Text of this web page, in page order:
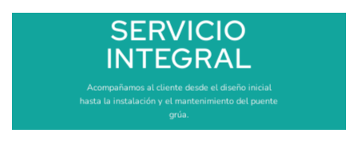
SERVICIO
INTEGRAL
Acompañamos al cliente desde el diseño inicial
hasta la instalación y el mantenimiento del puente
grúa.